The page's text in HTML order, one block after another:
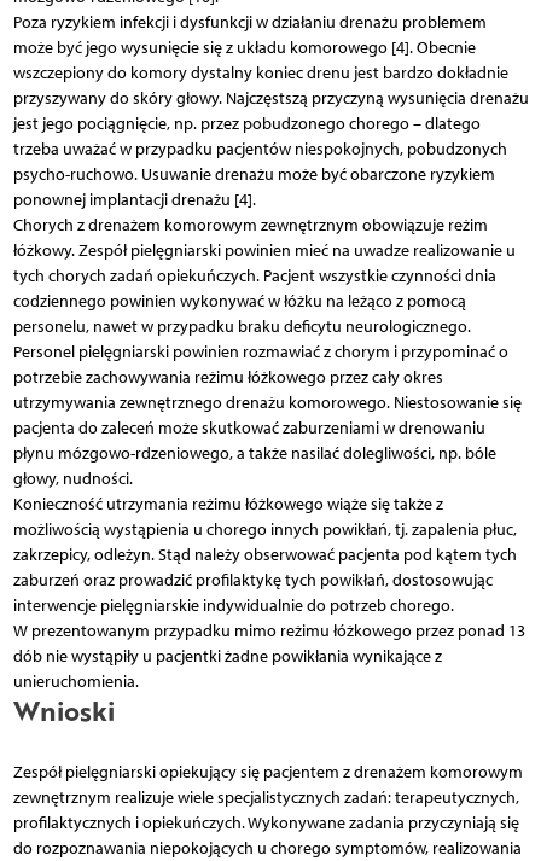
Poza ryzykiem infekcji i dysfunkcji w działaniu drenażu problemem
może być jego wysunięcie się z układu komorowego [4]. Obecnie
wszczepiony do komory dystalny koniec drenu jest bardzo dokładnie
przyszywany do skóry głowy. Najczęstszą przyczyną wysunięcia drenażu
jest jego pociągnięcie, np. przez pobudzonego chorego – dlatego
trzeba uważać w przypadku pacjentów niespokojnych, pobudzonych
psycho-ruchowo. Usuwanie drenażu może być obarczone ryzykiem
ponownej implantacji drenażu [4].
Chorych z drenażem komorowym zewnętrznym obowiązuje reżim
łóżkowy. Zespół pielęgniarski powinien mieć na uwadze realizowanie u
tych chorych zadań opiekuńczych. Pacjent wszystkie czynności dnia
codziennego powinien wykonywać w łóżku na leżąco z pomocą
personelu, nawet w przypadku braku deficytu neurologicznego.
Personel pielęgniarski powinien rozmawiać z chorym i przypominać o
potrzebie zachowywania reżimu łóżkowego przez cały okres
utrzymywania zewnętrznego drenażu komorowego. Niestosowanie się
pacjenta do zaleceń może skutkować zaburzeniami w drenowaniu
płynu mózgowo-rdzeniowego, a także nasilać dolegliwości, np. bóle
głowy, nudności.
Konieczność utrzymania reżimu łóżkowego wiąże się także z
możliwością wystąpienia u chorego innych powikłań, tj. zapalenia płuc,
zakrzepicy, odleżyn. Stąd należy obserwować pacjenta pod kątem tych
zaburzeń oraz prowadzić profilaktykę tych powikłań, dostosowując
interwencje pielęgniarskie indywidualnie do potrzeb chorego.
W prezentowanym przypadku mimo reżimu łóżkowego przez ponad 13
dób nie wystąpiły u pacjentki żadne powikłania wynikające z
unieruchomienia.
Wnioski
Zespół pielęgniarski opiekujący się pacjentem z drenażem komorowym
zewnętrznym realizuje wiele specjalistycznych zadań: terapeutycznych,
profilaktycznych i opiekuńczych. Wykonywane zadania przyczyniają się
do rozpoznawania niepokojących u chorego symptomów, realizowania